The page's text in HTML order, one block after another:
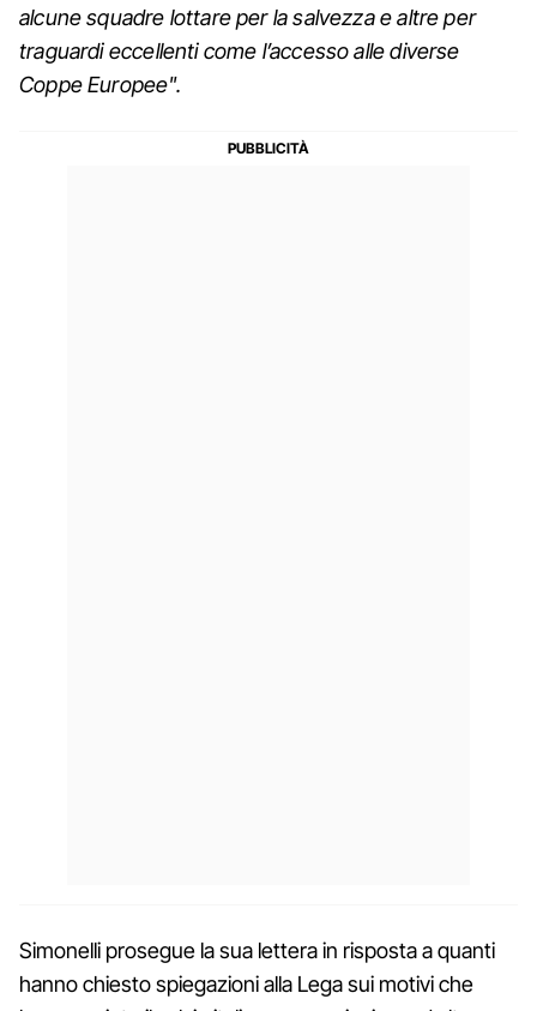
alcune squadre lottare per la salvezza e altre per
traguardi eccellenti come l’accesso alle diverse
Coppe Europee".
Simonelli prosegue la sua lettera in risposta a quanti
hanno chiesto spiegazioni alla Lega sui motivi che